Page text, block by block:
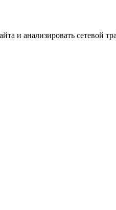
и анализировать сетевой